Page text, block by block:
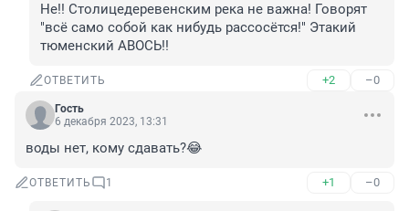
Не!! Столицедеревенским река не важна! Говорят
"всё само собой как нибудь рассосётся!" Этакий
тюменский АВОСЬ!!
ОТВЕТИТЬ +2 –0
Гость
6 декабря 2023, 13:31
воды нет, кому сдавать?😂
ОТВЕТИТЬ 1 +1 –0